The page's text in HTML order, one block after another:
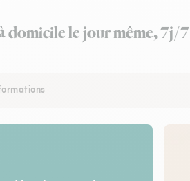
domicile le jour même, 7j/7